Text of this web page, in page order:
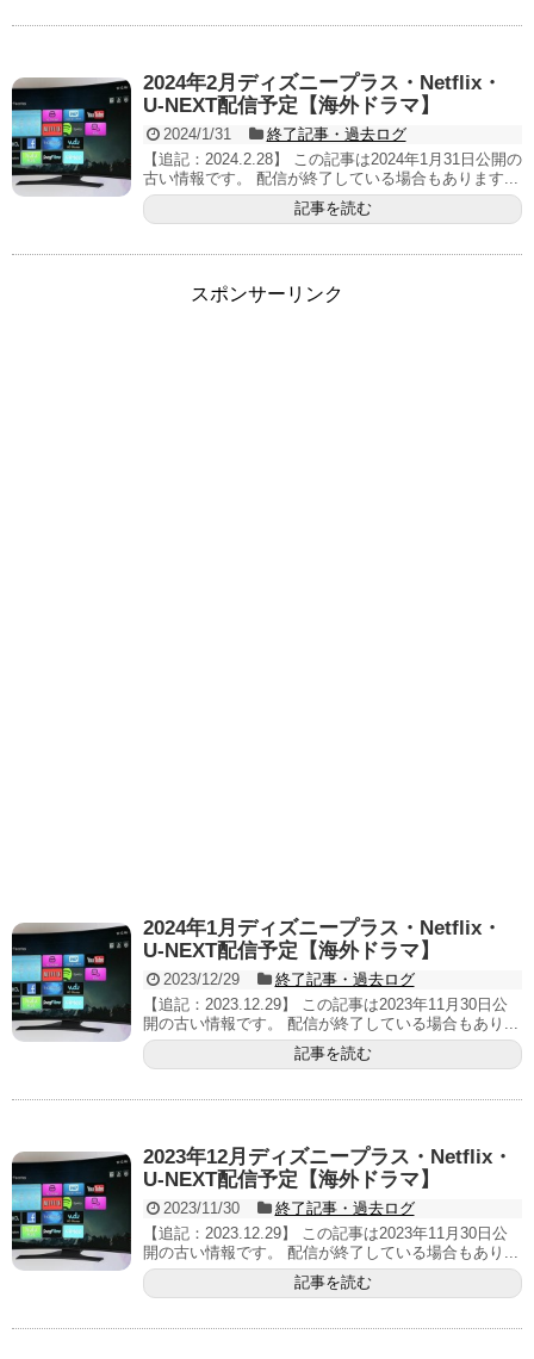
2024年2月ディズニープラス・Netflix・
U-NEXT配信予定【海外ドラマ】
2024/1/31
終了記事・過去ログ
【追記：2024.2.28】 この記事は2024年1月31日公開の
古い情報です。 配信が終了している場合もあります...
記事を読む
スポンサーリンク
2024年1月ディズニープラス・Netflix・
U-NEXT配信予定【海外ドラマ】
2023/12/29
終了記事・過去ログ
【追記：2023.12.29】 この記事は2023年11月30日公
開の古い情報です。 配信が終了している場合もあり...
記事を読む
2023年12月ディズニープラス・Netflix・
U-NEXT配信予定【海外ドラマ】
2023/11/30
終了記事・過去ログ
【追記：2023.12.29】 この記事は2023年11月30日公
開の古い情報です。 配信が終了している場合もあり...
記事を読む